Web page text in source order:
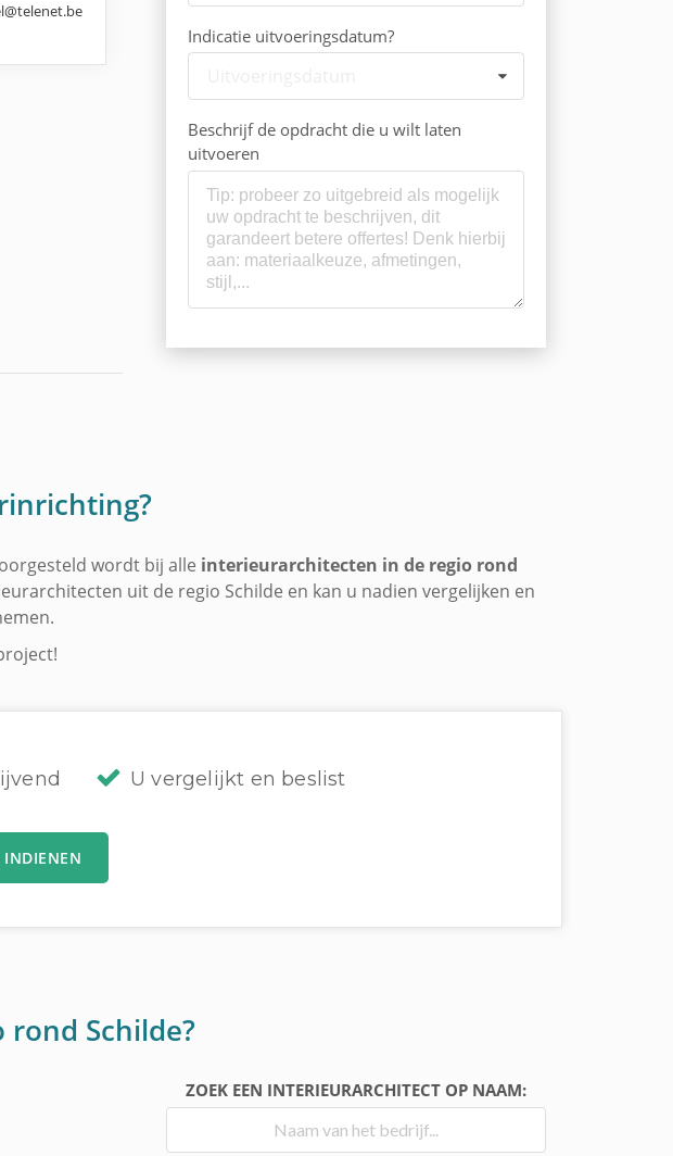
Indicatie uitvoeringsdatum?
Beschrijf de opdracht die u wilt laten
uitvoeren
wordt bij alle interieurarchitecten in de regio rond
uit de regio Schilde en kan u nadien vergelijken en
U vergelijkt en beslist
INDIENEN
Schilde?
ZOEK EEN INTERIEURARCHITECT OP NAAM: